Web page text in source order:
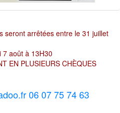
seront arrêtées entre le 31 juillet
7 août à 13H30
EN PLUSIEURS CHÈQUES
06 07 75 74 63